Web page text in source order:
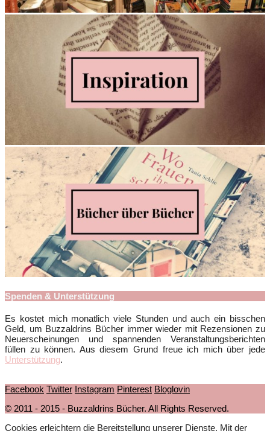
Spenden & Unterstützung
Es kostet mich monatlich viele Stunden und auch ein bisschen
Geld, um Buzzaldrins Bücher immer wieder mit Rezensionen zu
Neuerscheinungen und spannenden Veranstaltungsberichten
füllen zu können. Aus diesem Grund freue ich mich über jede
Unterstützung.
Facebook Twitter Instagram Pinterest Bloglovin
© 2011 - 2015 - Buzzaldrins Bücher. All Rights Reserved.
Cookies erleichtern die Bereitstellung unserer Dienste. Mit der